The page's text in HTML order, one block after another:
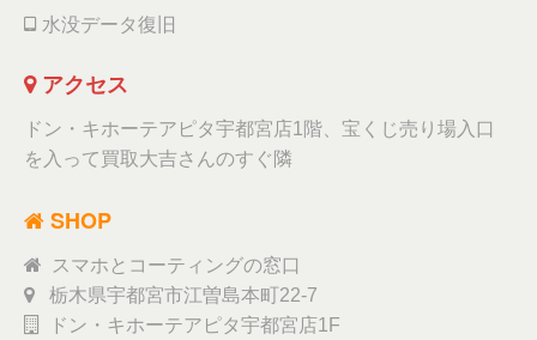
水没データ復旧
アクセス
ドン・キホーテアピタ宇都宮店1階、宝くじ売り場入口
を入って買取大吉さんのすぐ隣
SHOP
スマホとコーティングの窓口
栃木県宇都宮市江曽島本町22-7
ドン・キホーテアピタ宇都宮店1F